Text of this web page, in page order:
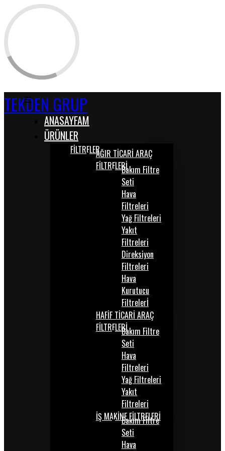
TEKDEN GRUP
ANASAYFAM
ÜRÜNLER
FİLTRELERAĞIR TİCARİ ARAÇ
FİLTRELERİBakım Filtre
Seti
Hava
Filtreleri
Yağ Filtreleri
Yakıt
Filtreleri
Direksiyon
Filtreleri
Hava
Kurutucu
Filtrelerİ
HAFİF TİCARİ ARAÇ
FİLTRELERİBakım Filtre
Seti
Hava
Filtreleri
Yağ Filtreleri
Yakıt
Filtreleri
İŞ MAKİNE FİLTRELERİ
Bakım Filtre
Seti
Hava